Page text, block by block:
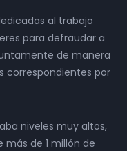
al trabajo
para defraudar a
de manera
correspondientes por
niveles muy altos,
de 1 millón de